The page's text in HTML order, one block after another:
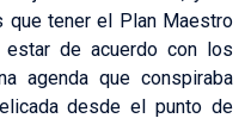
que tener el Plan Maestro
estar de acuerdo con los
agenda que conspiraba
desde el punto de